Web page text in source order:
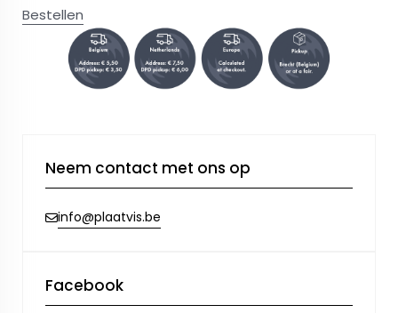
Bestellen
Neem contact met ons op
info@plaatvis.be
Facebook